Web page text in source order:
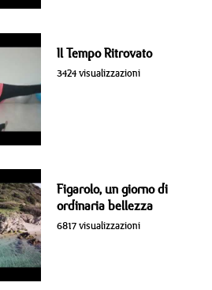
Il Tempo Ritrovato
3424 visualizzazioni
Figarolo, un giorno di
ordinaria bellezza
6817 visualizzazioni